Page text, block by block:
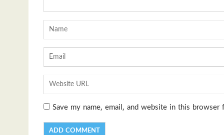
Save my name, email, and website in this